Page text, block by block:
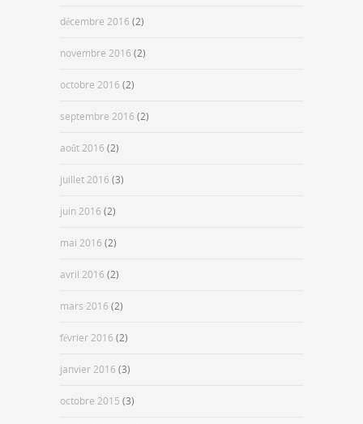
décembre 2016 (2)
novembre 2016 (2)
octobre 2016 (2)
septembre 2016 (2)
août 2016 (2)
juillet 2016 (3)
juin 2016 (2)
mai 2016 (2)
avril 2016 (2)
mars 2016 (2)
février 2016 (2)
janvier 2016 (3)
octobre 2015 (3)